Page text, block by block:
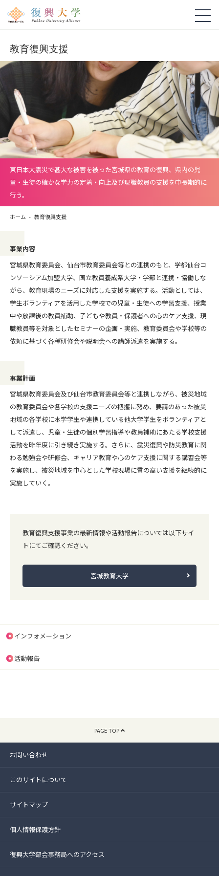
教育復興支援
東日本大震災で甚大な被害を被った宮城県の教育の復興、県内の児
童・生徒の確かな学力の定着・向上及び現職教員の支援を中長期的に
行う。
ホーム 教育復興支援
事業内容
宮城県教育委員会、仙台市教育委員会等との連携のもと、学都仙台コ
ンソーシアム加盟大学、国立教員養成系大学・学部と連携・協働しな
がら、教育現場のニーズに対応した支援を実施する。活動としては、
学生ボランティアを活用した学校での児童・生徒への学習支援、授業
中や放課後の教員補助、子どもや教員・保護者への心のケア支援、現
職教員等を対象としたセミナーの企画・実施、教育委員会や学校等の
依頼に基づく各種研修会や説明会への講師派遣を実施する。
事業計画
宮城県教育委員会及び仙台市教育委員会等と連携しながら、被災地域
の教育委員会や各学校の支援ニーズの把握に努め、要請のあった被災
地域の各学校に本学学生や連携している他大学学生をボランティアと
して派遣し、児童・生徒の個別学習指導や教員補助にあたる学校支援
活動を昨年度に引き続き実施する。さらに、震災復興や防災教育に関
わる勉強会や研修会、キャリア教育や心のケア支援に関する講習会等
を実施し、被災地域を中心とした学校現場に質の高い支援を継続的に
実施していく。
教育復興支援事業の最新情報や活動報告については以下サイ
トにてご確認ください。
宮城教育大学
インフォメーション
活動報告
PAGE TOP
お問い合わせ
このサイトについて
サイトマップ
個人情報保護方針
復興大学部会事務局へのアクセス